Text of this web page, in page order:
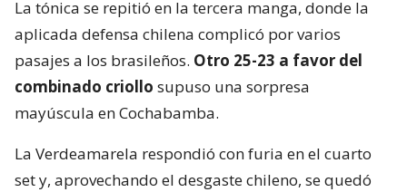
La tónica se repitió en la tercera manga, donde la
aplicada defensa chilena complicó por varios
pasajes a los brasileños. Otro 25-23 a favor del
combinado criollo supuso una sorpresa
mayúscula en Cochabamba.
La Verdeamarela respondió con furia en el cuarto
set y, aprovechando el desgaste chileno, se quedó